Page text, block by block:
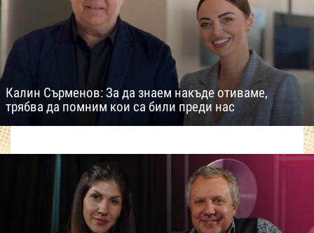
Калин Сърменов: За да знаем накъде отиваме,
трябва да помним кои са били преди нас